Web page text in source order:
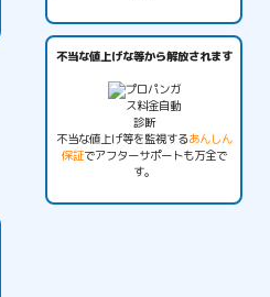
不当な値上げな等から解放されます
不当な値上げ等を監視するあんしん
保証でアフターサポートも万全で
す。